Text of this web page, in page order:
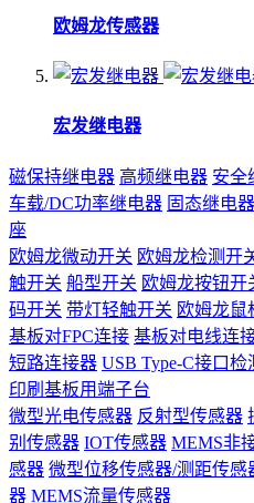
欧姆龙传感器
宏发继电器
磁保持继电器 高频继电器 安全
车载/DC功率继电器 固态继电器
座
欧姆龙微动开关 欧姆龙检测开
触开关 船型开关 欧姆龙按钮开
码开关 带灯轻触开关 欧姆龙鼠
基板对FPC连接 基板对电线连
短路连接器 USB Type-C接口检
印刷基板用端子台
微型光电传感器 反射型传感器
别传感器 IOT传感器 MEMS非
感器 微型位移传感器/测距传感
器 MEMS流量传感器